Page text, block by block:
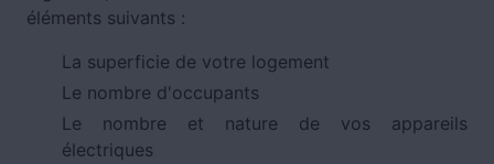
éléments suivants :
La superficie de votre logement
Le nombre d'occupants
Le nombre et nature de vos appareils
électriques